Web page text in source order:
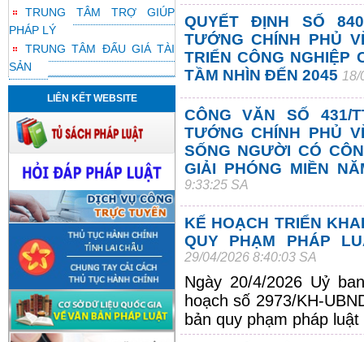
TRUNG TÂM TRỢ GIÚP
PHÁP LÝ
TRUNG TÂM ĐẤU GIÁ TÀI
SẢN
LIÊN KẾT WEBSITE
QUYẾT ĐỊNH SỐ
TƯỚNG CHÍNH PHỦ
TRIỂN CÔNG NGHIỆP
TẦM NHÌN ĐẾN 2045 18/
CÔNG VĂN SỐ 431/
TƯỚNG CHÍNH PHỦ
SỐNG NGƯỜI CÓ
GIẢI PHÓNG MIỀN
9:33:25 SA
KẾ HOẠCH TRIỂN
QUY PHẠM PHÁP
29/04/2026 8:40:03 SA
Ngày 20/4/2026 Uỷ
hoạch số 2973/KH-
bản quy phạm pháp